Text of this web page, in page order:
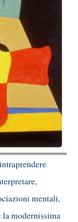
mentali,
la modernissima